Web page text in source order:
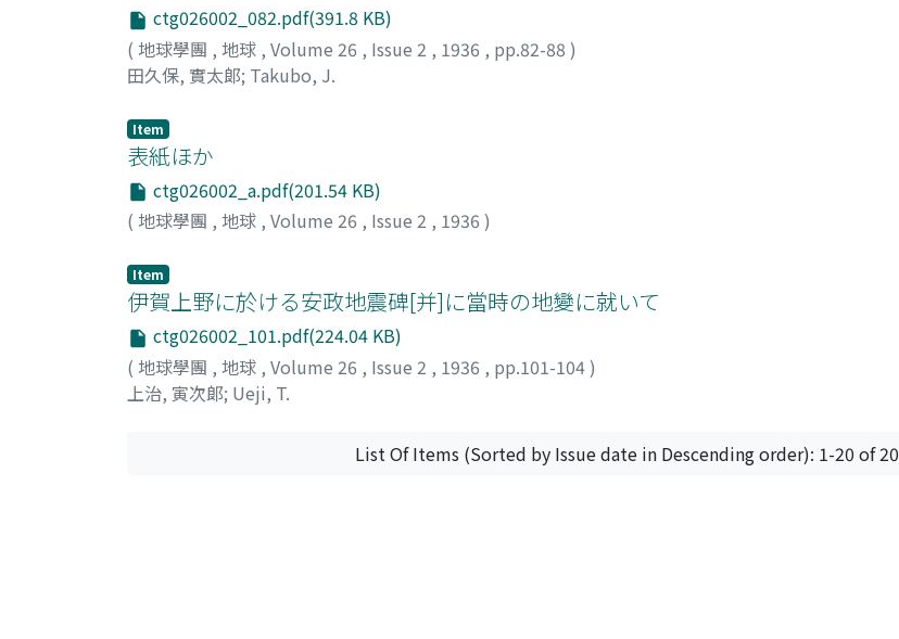
ctg026002_082.pdf(391.8 KB)
( 地球學團 , 地球 , Volume 26 , Issue 2 , 1936 , pp.82-88 )
田久保, 實太郞; Takubo, J.
Item
表紙ほか
ctg026002_a.pdf(201.54 KB)
( 地球學團 , 地球 , Volume 26 , Issue 2 , 1936 )
Item
伊賀上野に於ける安政地震碑[并]に當時の地變に就いて
ctg026002_101.pdf(224.04 KB)
( 地球學團 , 地球 , Volume 26 , Issue 2 , 1936 , pp.101-104)
上治, 寅次郞; Ueji, T.
List Of Items (Sorted by Issue date in Descending order): 1-20 of 20